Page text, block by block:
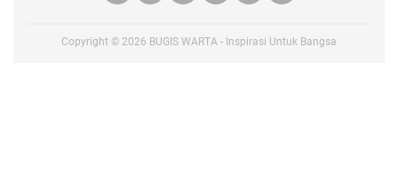
Copyright © 2026 BUGIS WARTA - Inspirasi Untuk Bangsa